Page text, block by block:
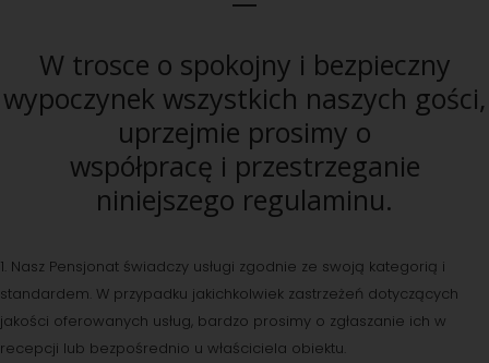
W trosce o spokojny i bezpieczny
wypoczynek wszystkich naszych gości,
uprzejmie prosimy o
współpracę i przestrzeganie
niniejszego regulaminu.
1. Nasz Pensjonat świadczy usługi zgodnie ze swoją kategorią i
standardem. W przypadku jakichkolwiek zastrzeżeń dotyczących
jakości oferowanych usług, bardzo prosimy o zgłaszanie ich w
recepcji lub bezpośrednio u właściciela obiektu.